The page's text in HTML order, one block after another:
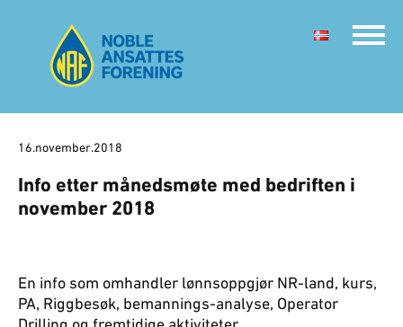
16.november.2018
Info etter månedsmøte med bedriften i
november 2018
En info som omhandler lønnsoppgjør NR-land, kurs,
PA, Riggbesøk, bemannings-analyse, Operator